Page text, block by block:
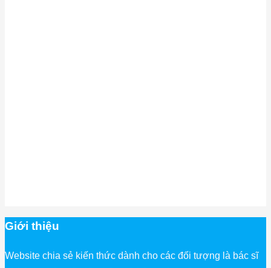
Giới thiệu
Website chia sẻ kiến thức dành cho các đối tượng là bác sĩ